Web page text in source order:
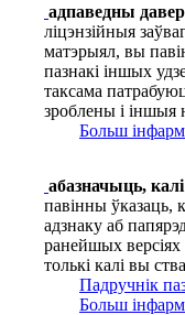
адпаведны давер
ліцэнзійныя
матэрыял, вы
пазнакі іншых
таксама
зроблены і іншыя
Больш
абазначыць,
павінны ўказаць,
адзнаку аб
ранейшых версіях
толькі калі вы
Падручнік
Больш